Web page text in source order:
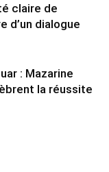
claire de
d’un dialogue
: Mazarine
la réussite